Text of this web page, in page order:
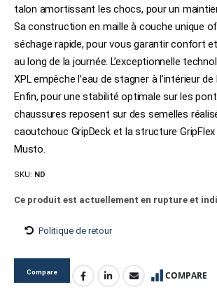
talon amortissant les chocs, pour un
Sa construction en maille à couche unique
séchage rapide, pour vous garantir confort
au long de la journée. L’exceptionnelle
XPL empêche l’eau de stagner à l’intérieur
Enfin, pour une stabilité optimale sur les
chaussures reposent sur des semelles
caoutchouc GripDeck et la structure
Musto.
SKU: ND
Ce produit est actuellement en rupture et
Politique de retour
Compare COMPARE